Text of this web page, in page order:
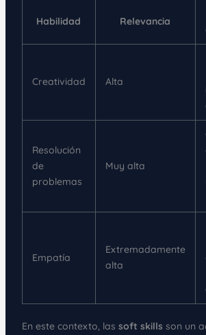
Habilidad Relevancia
Creatividad Alta
Resolución
de
problemas
Muy alta
Empatía
Extremadamente
alta
En este contexto, las soft skills son un